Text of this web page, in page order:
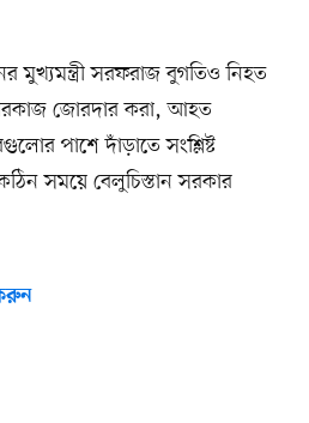
মুখ্যমন্ত্রী সরফরাজ বুগতিও নিহত
জোরদার করা, আহত
পাশে দাঁড়াতে সংশ্লিষ্ট
সময়ে বেলুচিস্তান সরকার